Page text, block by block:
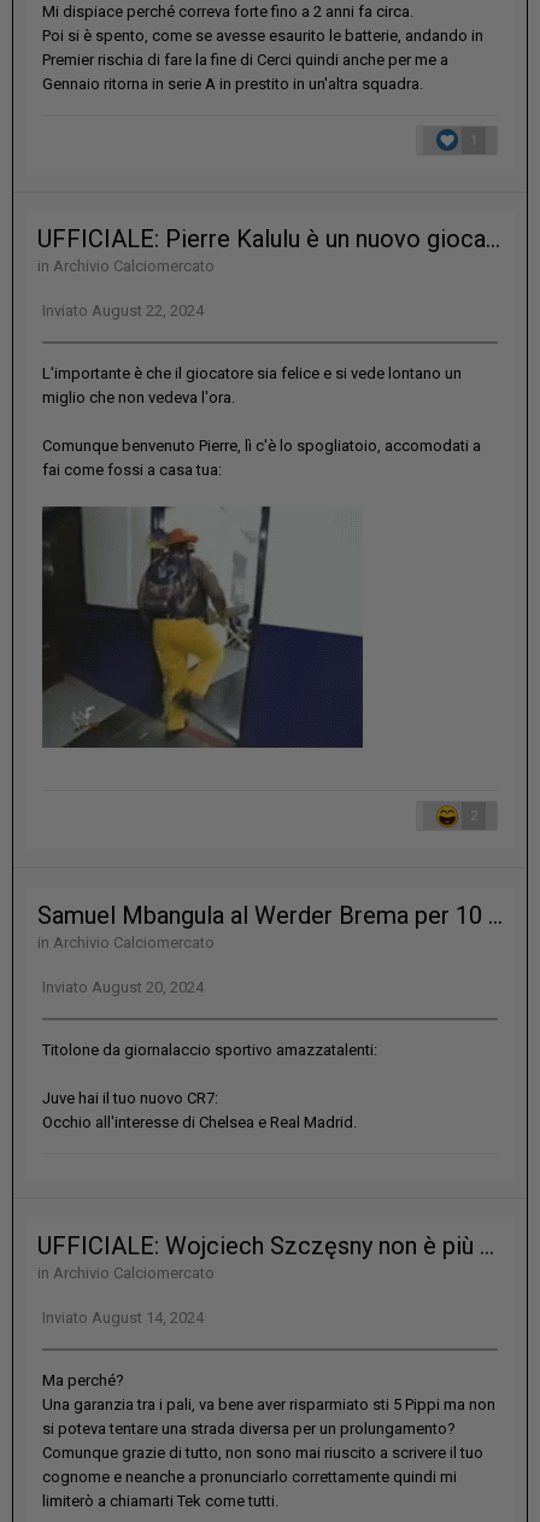
Mi dispiace perché correva forte fino a 2 anni fa circa.
Poi si è spento, come se avesse esaurito le batterie, andando in
Premier rischia di fare la fine di Cerci quindi anche per me a
Gennaio ritorna in serie A in prestito in un'altra squadra.
1
UFFICIALE: Pierre Kalulu è un nuovo giocatore della Juventus
in Archivio Calciomercato
Inviato August 22, 2024
L'importante è che il giocatore sia felice e si vede lontano un
miglio che non vedeva l'ora.
Comunque benvenuto Pierre, lì c'è lo spogliatoio, accomodati a
fai come fossi a casa tua:
2
Samuel Mbangula al Werder Brema per 10 milioni più bonus
in Archivio Calciomercato
Inviato August 20, 2024
Titolone da giornalaccio sportivo amazzatalenti:
Juve hai il tuo nuovo CR7:
Occhio all'interesse di Chelsea e Real Madrid.
UFFICIALE: Wojciech Szczęsny non è più un giocatore della Juventus
in Archivio Calciomercato
Inviato August 14, 2024
Ma perché?
Una garanzia tra i pali, va bene aver risparmiato sti 5 Pippi ma non
si poteva tentare una strada diversa per un prolungamento?
Comunque grazie di tutto, non sono mai riuscito a scrivere il tuo
cognome e neanche a pronunciarlo correttamente quindi mi
limiterò a chiamarti Tek come tutti.